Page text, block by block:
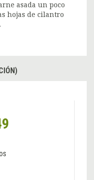
asada un poco
hojas de cilantro